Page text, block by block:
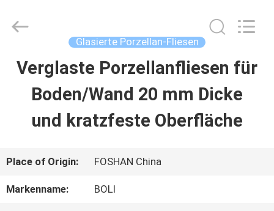
ZU
HAUSE
VIDEOS
BOLI
CERAMICS
Rights
Reserved.
Glasierte Porzellan-Fliesen
Verglaste Porzellanfliesen für
Boden/Wand 20 mm Dicke
und kratzfeste Oberfläche
Place of Origin: FOSHAN China
Markenname: BOLI